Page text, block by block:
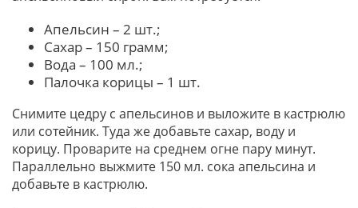
Апельсин – 2 шт.;
Сахар – 150 грамм;
Вода – 100 мл.;
Палочка корицы – 1 шт.
Снимите цедру с апельсинов и выложите в кастрюлю
или сотейник. Туда же добавьте сахар, воду и
корицу. Проварите на среднем огне пару минут.
Параллельно выжмите 150 мл. сока апельсина и
добавьте в кастрюлю.